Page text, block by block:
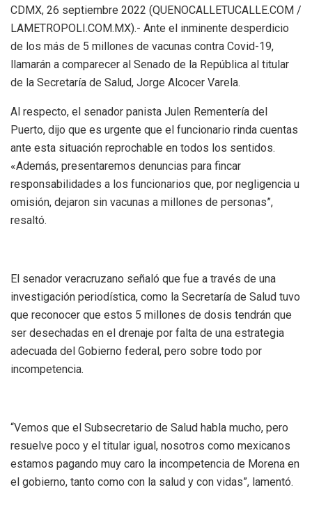
CDMX, 26 septiembre 2022 (QUENOCALLETUCALLE.COM /
LAMETROPOLI.COM.MX).- Ante el inminente desperdicio
de los más de 5 millones de vacunas contra Covid-19,
llamarán a comparecer al Senado de la República al titular
de la Secretaría de Salud, Jorge Alcocer Varela.
Al respecto, el senador panista Julen Rementería del
Puerto, dijo que es urgente que el funcionario rinda cuentas
ante esta situación reprochable en todos los sentidos.
«Además, presentaremos denuncias para fincar
responsabilidades a los funcionarios que, por negligencia u
omisión, dejaron sin vacunas a millones de personas”,
resaltó.
El senador veracruzano señaló que fue a través de una
investigación periodística, como la Secretaría de Salud tuvo
que reconocer que estos 5 millones de dosis tendrán que
ser desechadas en el drenaje por falta de una estrategia
adecuada del Gobierno federal, pero sobre todo por
incompetencia.
“Vemos que el Subsecretario de Salud habla mucho, pero
resuelve poco y el titular igual, nosotros como mexicanos
estamos pagando muy caro la incompetencia de Morena en
el gobierno, tanto como con la salud y con vidas”, lamentó.